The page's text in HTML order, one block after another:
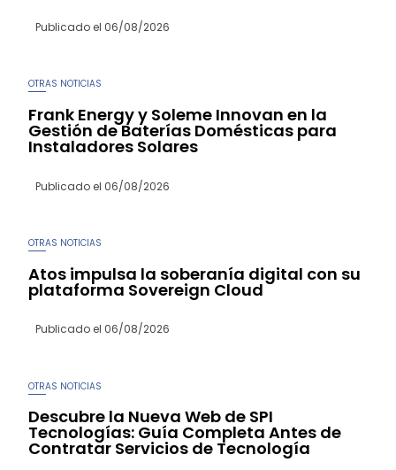
Publicado el 06/08/2026
OTRAS NOTICIAS
Frank Energy y Soleme Innovan en la
Gestión de Baterías Domésticas para
Instaladores Solares
Publicado el 06/08/2026
OTRAS NOTICIAS
Atos impulsa la soberanía digital con su
plataforma Sovereign Cloud
Publicado el 06/08/2026
OTRAS NOTICIAS
Descubre la Nueva Web de SPI
Tecnologías: Guía Completa Antes de
Contratar Servicios de Tecnología